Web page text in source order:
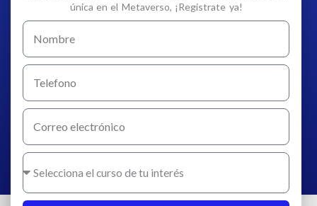
única en el Metaverso, ¡Registrate ya!